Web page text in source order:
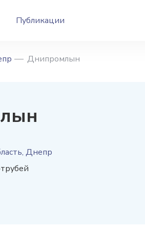
Публикации
Днипромлын
Днепр